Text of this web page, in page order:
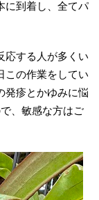
に到着し、全てパ
応する人が多くい
この作業をしてい
発疹とかゆみに悩
、敏感な方はご